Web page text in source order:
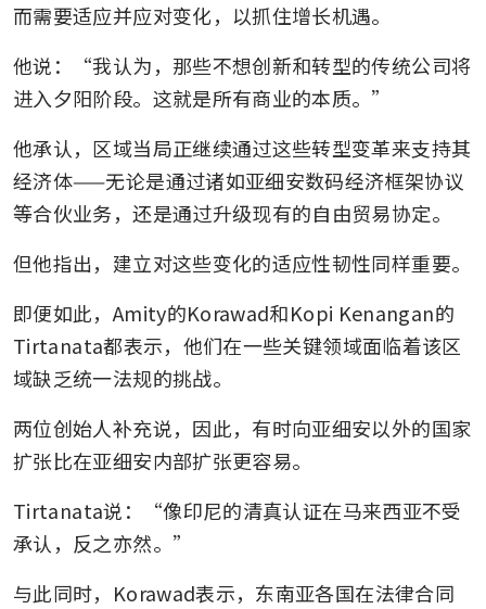
而需要适应并应对变化，以抓住增长机遇。
他说：“我认为，那些不想创新和转型的传统公司将
进入夕阳阶段。这就是所有商业的本质。”
他承认，区域当局正继续通过这些转型变革来支持其
经济体——无论是通过诸如亚细安数码经济框架协议
等合伙业务，还是通过升级现有的自由贸易协定。
但他指出，建立对这些变化的适应性韧性同样重要。
即便如此，Amity的Korawad和Kopi Kenangan的
Tirtanata都表示，他们在一些关键领域面临着该区
域缺乏统一法规的挑战。
两位创始人补充说，因此，有时向亚细安以外的国家
扩张比在亚细安内部扩张更容易。
Tirtanata说：“像印尼的清真认证在马来西亚不受
承认，反之亦然。”
与此同时，Korawad表示，东南亚各国在法律合同